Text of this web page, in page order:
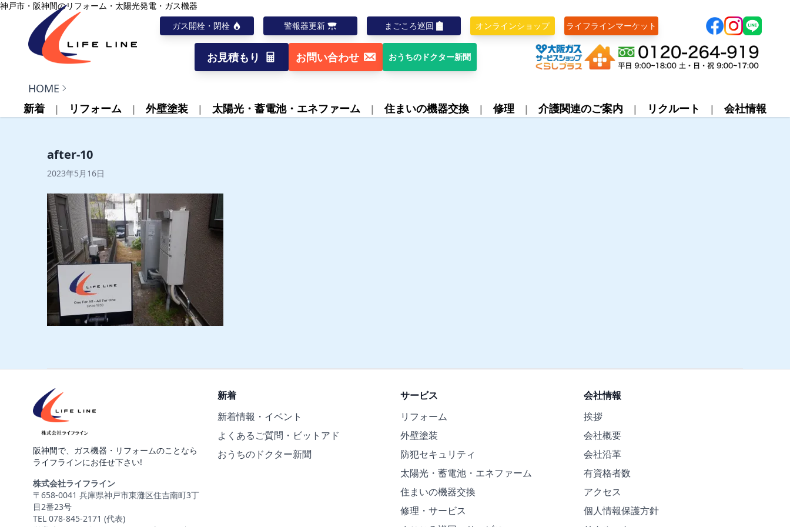
内容をスキップ
神戸市・阪神間のリフォーム・太陽光発電・ガス機器
ガス開栓・閉栓
警報器更新 まごころ巡回 オンラインショップ ライフラインマーケット
株式会社ライフライン お見積もり お問い合わせ おうちのドクター新聞
株式会社ライフライン
HOME
新着
リフォーム 外壁塗装 太陽光・蓄電池・エネファーム 住まいの機器交換 修理 介護関連のご案内 リクルート 会社情報
after-10
2023年5月16日
阪神間で、ガス機器・リフォームのことなら
ライフラインにお任せ下さい!
株式会社ライフライン
〒658-0041 兵庫県神戸市東灘区住吉南町3丁
目2番23号
TEL 078-845-2171 (代表)
新着
新着情報・イベント
よくあるご質問・ビットアド
おうちのドクター新聞
サービス
リフォーム
外壁塗装
防犯セキュリティ
太陽光・蓄電池・エネファーム
住まいの機器交換
修理・サービス
会社情報
挨拶
会社概要
会社沿革
有資格者数
アクセス
個人情報保護方針